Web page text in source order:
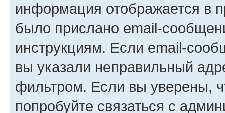
информация отображается в
было прислано email-
инструкциям. Если email-
вы указали неправильный
фильтром. Если вы уверены,
попробуйте связаться с